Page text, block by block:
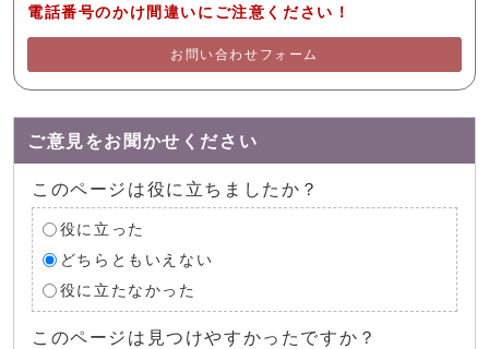
電話番号のかけ間違いにご注意ください！
お問い合わせフォーム
ご意見をお聞かせください
このページは役に立ちましたか？
役に立った
どちらともいえない
役に立たなかった
このページは見つけやすかったですか？